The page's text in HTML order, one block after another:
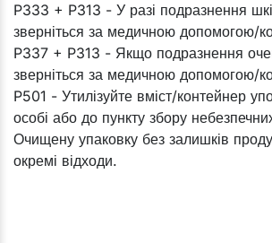
P333 + P313 - У разі подразнення
зверніться за медичною допомогою/
P337 + P313 - Якщо подразнення
зверніться за медичною допомогою/
P501 - Утилізуйте вміст/контейнер
особі або до пункту збору
Очищену упаковку без залишків
окремі відходи.